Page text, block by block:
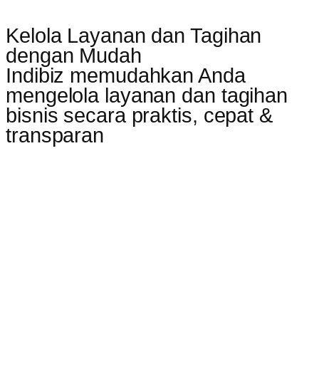
Kelola Layanan dan Tagihan
dengan Mudah
Indibiz memudahkan Anda
mengelola layanan dan tagihan
bisnis secara praktis, cepat &
transparan